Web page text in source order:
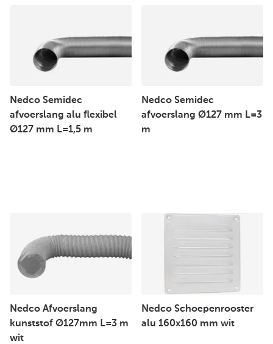
Nedco Semidec
afvoerslang alu flexibel
Ø127 mm L=1,5 m
Nedco Semidec
afvoerslang Ø127 mm L=3
m
Nedco Afvoerslang
kunststof Ø127mm L=3 m
wit
Nedco Schoepenrooster
alu 160x160 mm wit